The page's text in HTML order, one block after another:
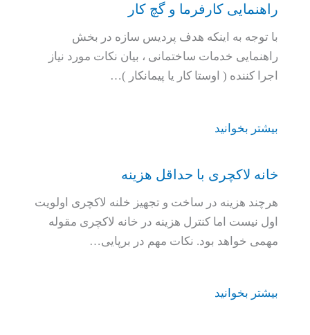
راهنمایی کارفرما و گچ کار
با توجه به اینکه هدف پردیس سازه در بخش
راهنمایی خدمات ساختمانی ، بیان نکات مورد نیاز
اجرا کننده ( اوستا کار یا پیمانکار )…
بیشتر بخوانید
خانه لاکچری با حداقل هزینه
هرچند هزینه در ساخت و تجهیز خلنه لاکچری اولویت
اول نیست اما کنترل هزینه در خانه لاکچری مقوله
مهمی خواهد بود. نکات مهم در برپایی…
بیشتر بخوانید